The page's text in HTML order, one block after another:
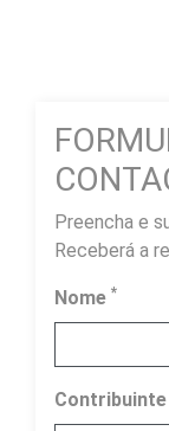
Preencha e
Receberá a
Nome *
Contribuinte